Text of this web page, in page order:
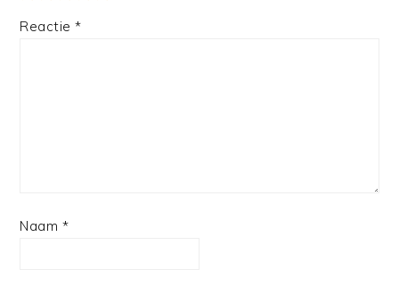
4
3
2
1
Reactie*
Naam *